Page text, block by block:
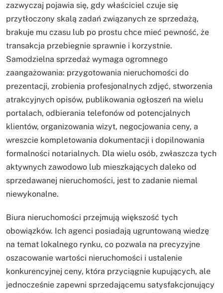
zazwyczaj pojawia się, gdy właściciel czuje się
przytłoczony skalą zadań związanych ze sprzedażą,
brakuje mu czasu lub po prostu chce mieć pewność, że
transakcja przebiegnie sprawnie i korzystnie.
Samodzielna sprzedaż wymaga ogromnego
zaangażowania: przygotowania nieruchomości do
prezentacji, zrobienia profesjonalnych zdjęć, stworzenia
atrakcyjnych opisów, publikowania ogłoszeń na wielu
portalach, odbierania telefonów od potencjalnych
klientów, organizowania wizyt, negocjowania ceny, a
wreszcie kompletowania dokumentacji i dopilnowania
formalności notarialnych. Dla wielu osób, zwłaszcza tych
aktywnych zawodowo lub mieszkających daleko od
sprzedawanej nieruchomości, jest to zadanie niemal
niewykonalne.
Biura nieruchomości przejmują większość tych
obowiązków. Ich agenci posiadają ugruntowaną wiedzę
na temat lokalnego rynku, co pozwala na precyzyjne
oszacowanie wartości nieruchomości i ustalenie
konkurencyjnej ceny, która przyciągnie kupujących, ale
jednocześnie zapewni sprzedającemu satysfakcjonujący